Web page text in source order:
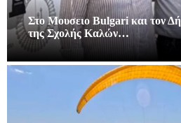
Στο Μουσειο Bulgari και τον
της Σχολής Καλών…